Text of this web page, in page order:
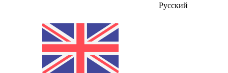
Русский